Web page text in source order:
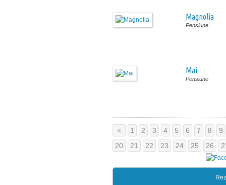
Magnolia
Pensiune
Mai
Pensiune
< 1 2 3 4 5 6 7 8
9
20
21 22 23 24 25 26